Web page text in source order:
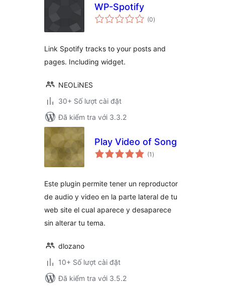
WP-Spotify
(0tổng
đánh
)
Link Spotify tracks to your posts and
pages. Including widget.
NEOLiNES
30+ Số lượt cài đặt
Đã kiểm tra với 3.3.2
Play Video of Song
(1 tổng
đánh
)
Este plugin permite tener un reproductor
de audio y video en la parte lateral de tu
web site el cual aparece y desaparece
sin alterar tu tema.
dlozano
10+ Số lượt cài đặt
Đã kiểm tra với 3.5.2